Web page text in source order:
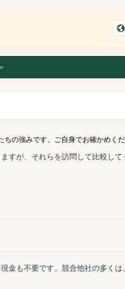
の強みです、ご自身でお確かめくだ
が、それらを訪問して比較し
金も不要です。競合他社の多く